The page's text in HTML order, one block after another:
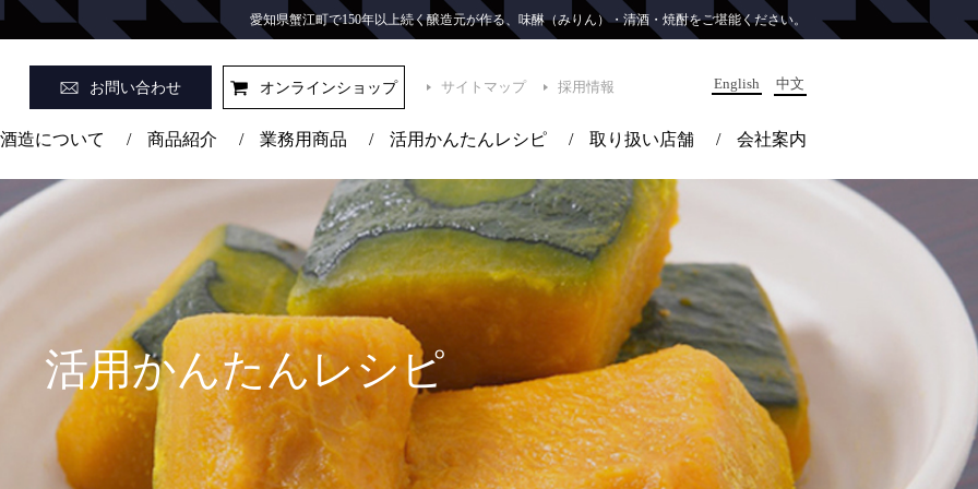
愛知県蟹江町で150年以上続く醸造元が作る、味醂（みりん）・清酒・焼酎をご堪能ください。
お問い合わせ オンラインショップ サイトマップ 採用情報 English 中文
造について / 商品紹介 / 業務用商品 / 活用かんたんレシピ / 取り扱い店舗 / 会社案内
活用かんたんレシピ